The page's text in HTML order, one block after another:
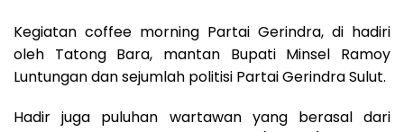
Kegiatan coffee morning Partai Gerindra, di hadiri
oleh Tatong Bara, mantan Bupati Minsel Ramoy
Luntungan dan sejumlah politisi Partai Gerindra Sulut.
Hadir juga puluhan wartawan yang berasal dari